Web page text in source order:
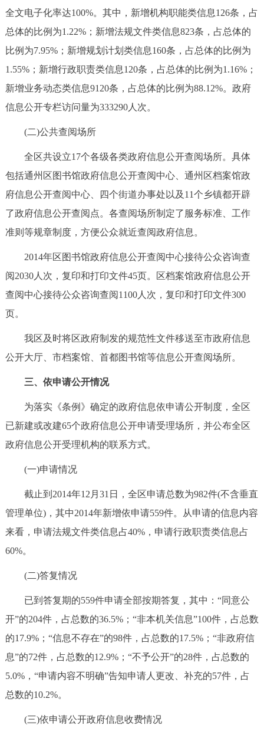
全文电子化率达100%。其中，新增机构职能类信息126条，占
总体的比例为1.22%；新增法规文件类信息823条，占总体的
比例为7.95%；新增规划计划类信息160条，占总体的比例为
1.55%；新增行政职责类信息120条，占总体的比例为1.16%；
新增业务动态类信息9120条，占总体的比例为88.12%。政府
信息公开专栏访问量为333290人次。
(二)公共查阅场所
全区共设立17个各级各类政府信息公开查阅场所。具体
包括通州区图书馆政府信息公开查阅中心、通州区档案馆政
府信息公开查阅中心、四个街道办事处以及11个乡镇都开辟
了政府信息公开查阅点。各查阅场所制定了服务标准、工作
准则等规章制度，方便公众就近查阅政府信息。
2014年区图书馆政府信息公开查阅中心接待公众咨询查
阅2030人次，复印和打印文件45页。区档案馆政府信息公开
查阅中心接待公众咨询查阅1100人次，复印和打印文件300
页。
我区及时将区政府制发的规范性文件移送至市政府信息
公开大厅、市档案馆、首都图书馆等信息公开查阅场所。
三、依申请公开情况
为落实《条例》确定的政府信息依申请公开制度，全区
已新建或改建65个政府信息公开申请受理场所，并公布全区
政府信息公开受理机构的联系方式。
(一)申请情况
截止到2014年12月31日，全区申请总数为982件(不含垂直
管理单位)，其中2014年新增依申请559件。从申请的信息内容
来看，申请法规文件类信息占40%，申请行政职责类信息占
60%。
(二)答复情况
已到答复期的559件申请全部按期答复，其中：“同意公
开”的204件，占总数的36.5%；“非本机关信息”100件，占总数
的17.9%；“信息不存在”的98件，占总数的17.5%；“非政府信
息”的72件，占总数的12.9%；“不予公开”的28件，占总数的
5.0%，“申请内容不明确”告知申请人更改、补充的57件，占
总数的10.2%。
(三)依申请公开政府信息收费情况